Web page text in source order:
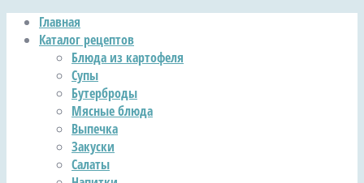
Главная
Каталог рецептов
Блюда из картофеля
Супы
Бутерброды
Мясные блюда
Выпечка
Закуски
Салаты